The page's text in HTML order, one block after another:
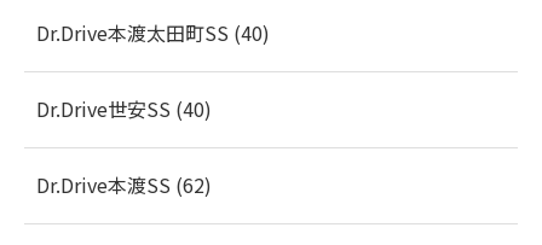
Dr.Drive本渡太田町SS (40)
Dr.Drive世安SS (40)
Dr.Drive本渡SS (62)